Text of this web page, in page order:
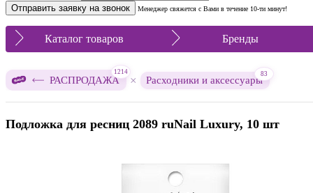
Менеджер свяжется с Вами в течение 10-ти минут!
Каталог товаров Бренды
РАСПРОДАЖА
1214
× Расходники и аксессуары
83
Подложка для ресниц 2089 ruNail Luxury, 10 шт